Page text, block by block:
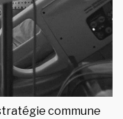
commune